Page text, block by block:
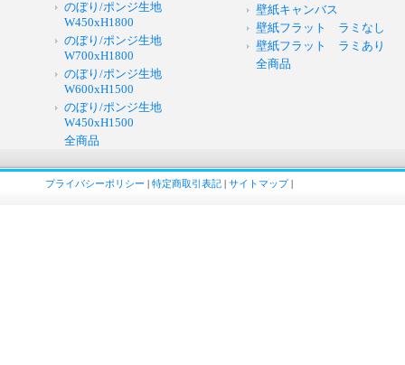
のぼり/ポンジ生地
W450xH1800
のぼり/ポンジ生地
W700xH1800
のぼり/ポンジ生地
W600xH1500
のぼり/ポンジ生地
W450xH1500
全商品
壁紙キャンバス
壁紙フラット ラミなし
壁紙フラット ラミあり
全商品
プライバシーポリシー | 特定商取引表記 | サイトマップ|